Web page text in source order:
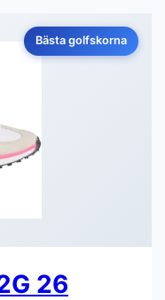
Bästa golfskorna
26